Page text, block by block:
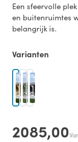
Een sfeervolle
en buitenruimtes
belangrijk is.
Varianten
2085,00